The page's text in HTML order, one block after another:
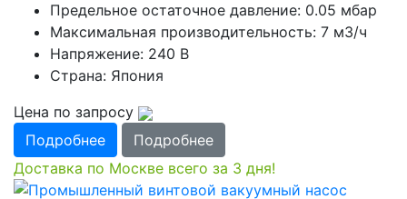
Предельное остаточное давление: 0.05 мбар
Максимальная производительность: 7 м3/ч
Напряжение: 240 В
Страна: Япония
Цена по запросу
Подробнее
Подробнее
Доставка по Москве всего за 3 дня!